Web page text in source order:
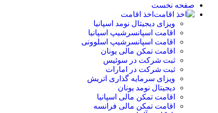
صفحه نخست
اخذ اقامت
ویزای دیجیتال نومد اسپانیا
اقامت اسپانسرشیپ اسپانیا
اقامت اسپانسرشیپ اسلوونی
اقامت تمکن مالی یونان
ثبت شرکت در سوئیس
ثبت شرکت در امارات
ویزای سرمایه گذاری اتریش
دیجیتال نومد یونان
اقامت تمکن مالی اسپانیا
اقامت تمکن مالی فرانسه